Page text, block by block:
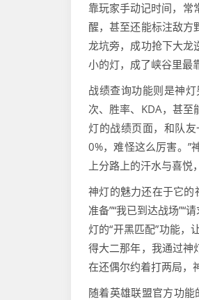
靠玩家手动记时间，常
醒，甚至还能标注敌方
龙坑旁，成功抢下大龙
小的灯，成了峡谷里最
战绩查询功能则是神
次、胜率、KDA，甚至
灯的战绩页面，和队
0%，难怪这么厉害。
上分路上的汗水与喜悦
神灯的魅力还在于它的
准备”“我已到达战场
灯的“开黑匹配”功能
得大二那年，我通过神
在还偶尔约着打两局，
随着英雄联盟官方功